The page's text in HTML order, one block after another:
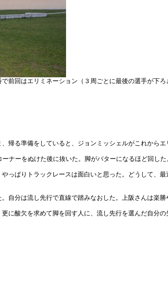
前回はエリミネーション（３周ごとに最後の選手が下
る準備をしていると、ジョンミッシェルがこれからエ
ナーをぬけた後に抜いた。脚がバターになるほど回し
っぱりトラックレースは面白いと思った。どうして、
自分は流し先行で直線で踏みなおした。上阪さんは楽
に酸欠を求めて脚を回す人に、流し先行を選んだ自分